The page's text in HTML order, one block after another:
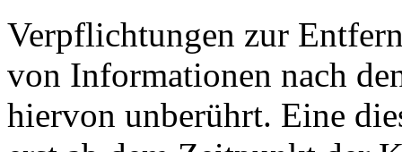
Verpflichtungen zur
von Informationen nach
hiervon unberührt. Eine